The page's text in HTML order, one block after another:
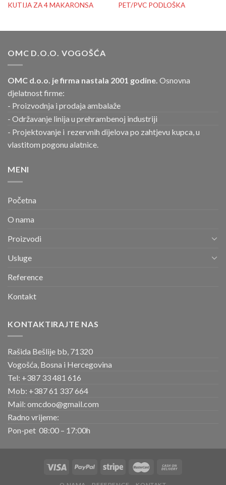
KUTIJA ZA 4 MAKARONSA PET/PVC PODLOŠKA
OMC D.O.O. VOGOŠĆA
OMC d.o.o. je firma nastala 2001 godine. Osnovna
djelatnost firme:
- Proizvodnja i prodaja ambalaže
- Održavanje linija u prehrambenoj industriji
- Projektovanje i rezervnih dijelova po zahtjevu kupca, u
vlastitom pogonu alatnice.
MENI
Početna
O nama
Proizvodi
Usluge
Reference
Kontakt
KONTAKTIRAJTE NAS
Rašida Bešlije bb, 71320
Vogošća, Bosna i Hercegovina
Tel: +387 33 481 616
Mob: +387 61 337 664
Mail: omcdoo@gmail.com
Radno vrijeme:
Pon-pet 08:00 – 17:00h